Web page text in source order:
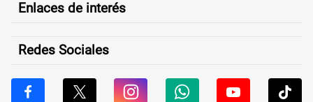
Enlaces de interés
Redes Sociales